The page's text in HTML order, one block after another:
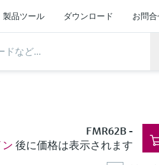
製品ツール ダウンロード お問
FMR62B-
後に価格は表示されます